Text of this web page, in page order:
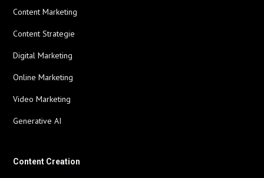
Content Marketing
Content Strategie
Digital Marketing
Online Marketing
Video Marketing
Generative AI
Content Creation